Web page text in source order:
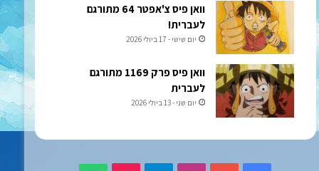
וואן פיס צ'אפטר 64 מתורגם
לעברית!
יום שישי - 17 ביולי 2026
וואן פיס פרק 1169 מתורגם
לעברית
יום שני - 13 ביולי 2026